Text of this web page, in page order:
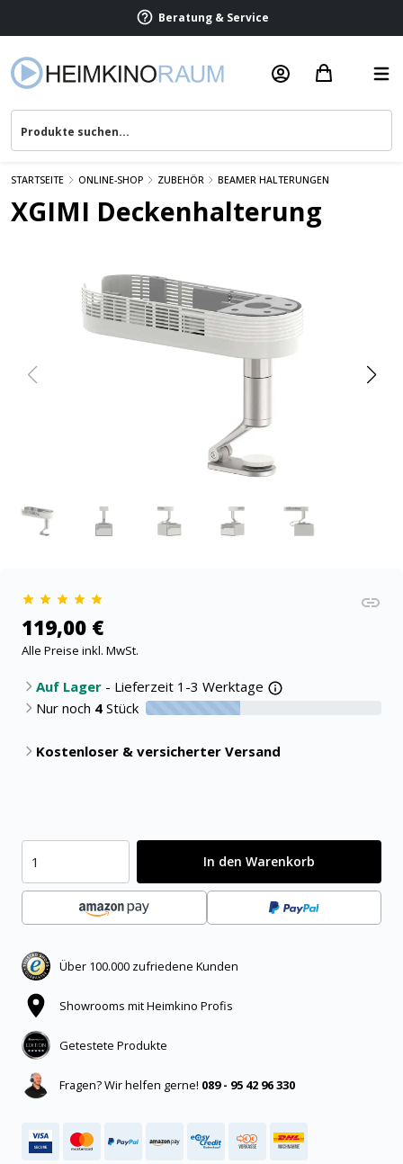
Beratung & Service
STARTSEITE ONLINE-SHOP ZUBEHÖR BEAMER HALTERUNGEN
XGIMI Deckenhalterung
119,00 €
Alle Preise inkl. MwSt.
Auf Lager - Lieferzeit 1-3 Werktage
Nur noch 4 Stück 40% verfügbar
Kostenloser & versicherter Versand
In den Warenkorb
Über 100.000 zufriedene Kunden
Showrooms mit Heimkino Profis
Getestete Produkte
Fragen? Wir helfen gerne! 089 - 95 42 96 330